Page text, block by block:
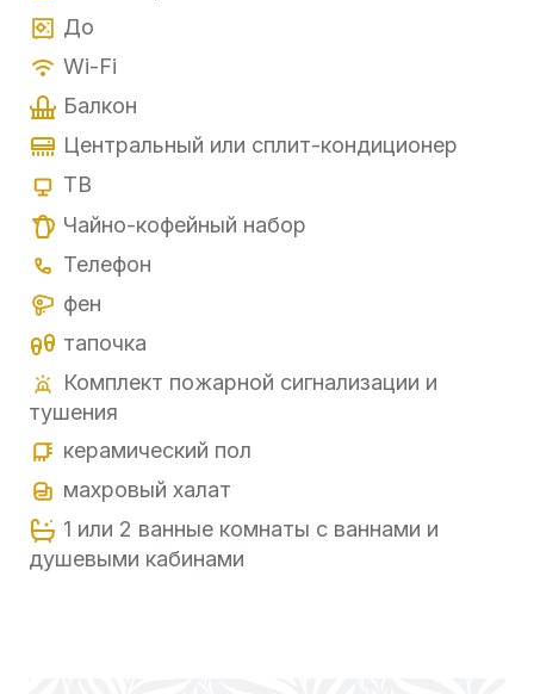
До
Wi-Fi
Балкон
Центральный или сплит-кондиционер
ТВ
Чайно-кофейный набор
Телефон
фен
тапочка
тушения
керамический пол
махровый халат
душевыми кабинами